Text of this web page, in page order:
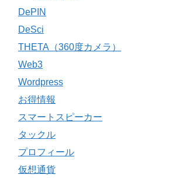
DePIN
DeSci
THETA（360度カメラ）
Web3
Wordpress
お得情報
スマートスピーカー
タックル
プロフィール
仮想通貨